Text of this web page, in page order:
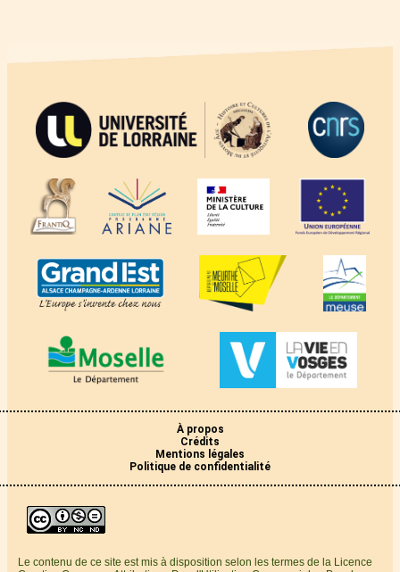
À propos
Crédits
Mentions légales
Politique de confidentialité
Le contenu de ce site est mis à disposition selon les termes de la Licence